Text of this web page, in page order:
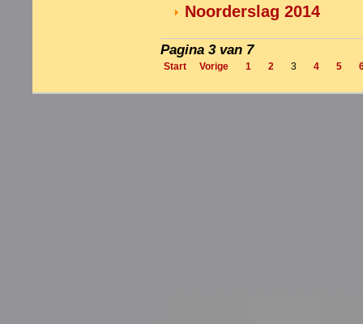
Noorderslag 2014
Pagina 3 van 7
Start Vorige 1 2 3 4 5